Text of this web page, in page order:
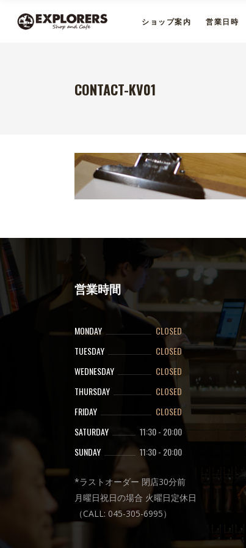
ショップ案内 営業日時
CONTACT-KV01
営業時間
MONDAY
CLOSED
TUESDAY
CLOSED
WEDNESDAY
CLOSED
THURSDAY
CLOSED
FRIDAY
CLOSED
SATURDAY
11:30- 20:00
SUNDAY
11:30- 20:00
*ラストオーダー 閉店30分前
月曜日祝日の場合 火曜日定休日
（CALL: 045-305-6995）